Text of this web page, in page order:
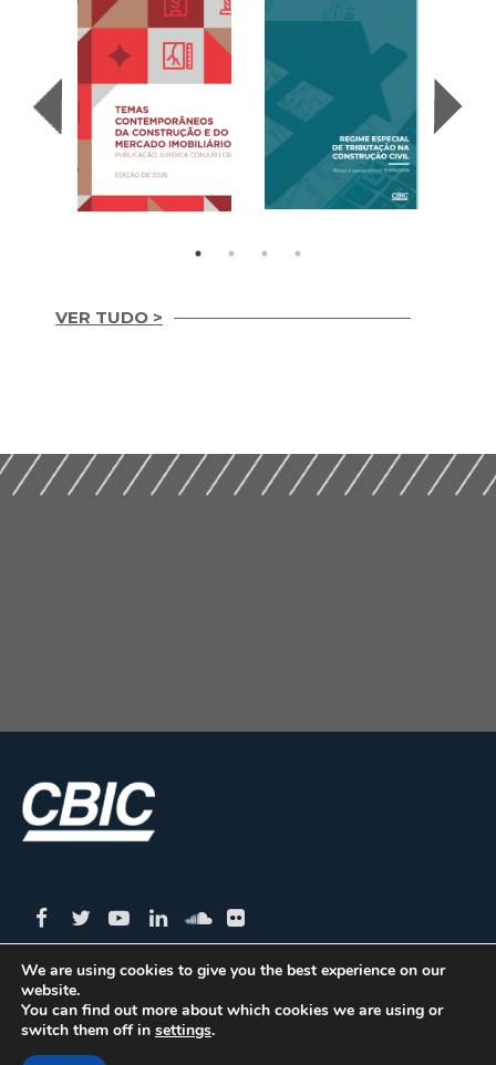
VER TUDO >
CBIC | SBN Quadra 01 – Bloco I – 4º Andar Edifício:
Armando Monteiro Neto - CEP 70.040-913 - Brasília/DF
We are using cookies to give you the best experience on our
website.
You can find out more about which cookies we are using or
switch them off in settings.